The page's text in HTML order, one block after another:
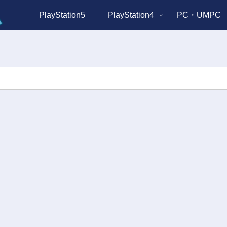
PlayStation5 PlayStation4 PC・UMPC